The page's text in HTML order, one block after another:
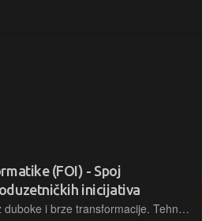
(FOI) - Spoj
inicijativa
Hrvatsko tržište rada prolazi kroz duboke i brze transformacije. Tehnologija, umjetna inteligencija i digitalna ekonomija sve brže redefiniraju kompetencije koje poslodavci traže, dok poduzeća sve više traže stručnjake koji istovremeno razumiju tehnologiju, poslovne procese i strateške izazove tržišta. U takvom okruženju, interdisciplinarni stručnjaci s agilnim, fleksibilnim i inovativnim pristupom postaju ključni za uspjeh modernih organizacija.